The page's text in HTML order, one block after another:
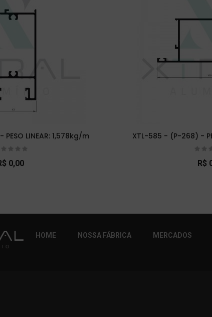
LINEAR: 1,578kg/m
0,00
XTL-585 - (P-268) -
R$
HOME NOSSA FÁBRICA MERCADOS